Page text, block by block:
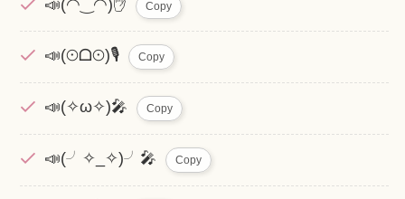
📣(◠‿◠)✋ Copy
📣(⊙ᗝ⊙)🎙 Copy
📣(✧ω✧)🎤 Copy
📣(╯✧_✧)╯🎤 Copy